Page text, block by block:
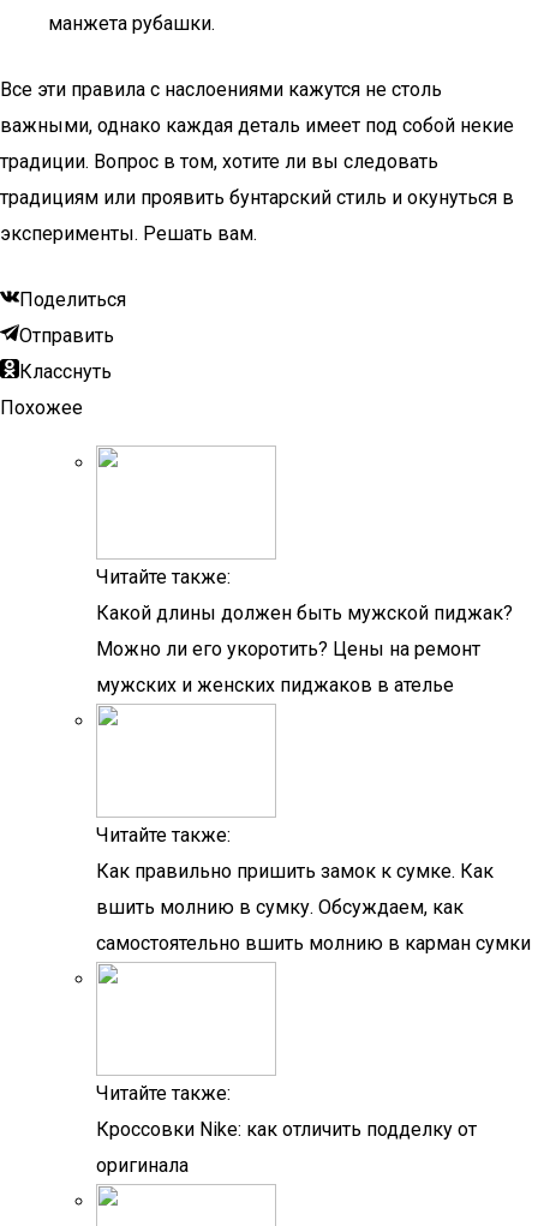
манжета рубашки.
Все эти правила с наслоениями кажутся не столь
важными, однако каждая деталь имеет под собой некие
традиции. Вопрос в том, хотите ли вы следовать
традициям или проявить бунтарский стиль и окунуться в
эксперименты. Решать вам.
Поделиться
Отправить
Класснуть
Похожее
Читайте также:
Какой длины должен быть мужской пиджак?
Можно ли его укоротить? Цены на ремонт
мужских и женских пиджаков в ателье
Читайте также:
Как правильно пришить замок к сумке. Как
вшить молнию в сумку. Обсуждаем, как
самостоятельно вшить молнию в карман сумки
Читайте также:
Кроссовки Nike: как отличить подделку от
оригинала